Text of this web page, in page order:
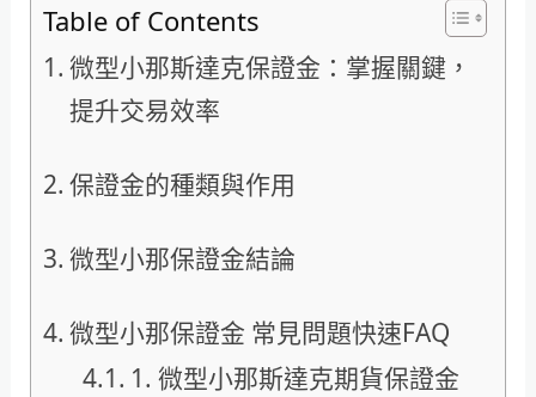
Table of Contents
微型小那斯達克保證金：掌握關鍵，
提升交易效率
保證金的種類與作用
微型小那保證金結論
微型小那保證金 常見問題快速FAQ
1. 微型小那斯達克期貨保證金